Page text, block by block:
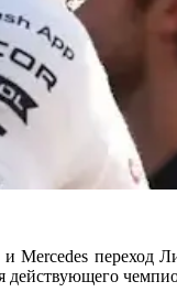
Mercedes переход
действующего